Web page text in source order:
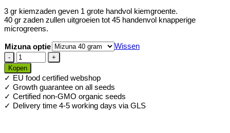
3 gr kiemzaden geven 1 grote handvol kiemgroente.
40 gr zaden zullen uitgroeien tot 45 handenvol knapperige
microgreens.
Mizuna optie
Wissen
Biologische
Mizuna
zaden
voor
Microgreens
aantal
Kopen
✓ EU food certified webshop
✓ Growth guarantee on all seeds
✓ Certified non-GMO organic seeds
✓ Delivery time 4-5 working days via GLS